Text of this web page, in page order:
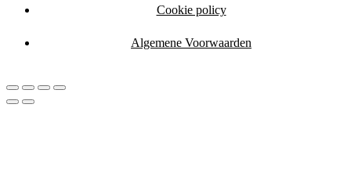
Cookie policy
Algemene Voorwaarden